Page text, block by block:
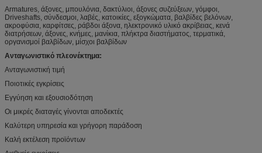
Armatures, άξονες, μπουλόνια, δακτύλιοι, άξονες συζεύξεων, γόμφοι,
Driveshafts, σύνδεσμοι, λαβές, κατοικίες, εξογκώματα, βαλβίδες βελόνων,
ακροφύσια, καρφίτσες, ράβδοι άξονα, ηλεκτρονικό υλικό ακρίβειας, κενά
διατρήσεων, άξονες, κνήμες, μανίκια, πλήκτρα διαστήματος, τερματικά,
οργανισμοί βαλβίδων, μίσχοι βαλβίδων
Ανταγωνιστικό πλεονέκτημα:
Ανταγωνιστική τιμή
Ποιοτικές εγκρίσεις
Εγγύηση και εξουσιοδότηση
Οι μικρές διαταγές γίνονται αποδεκτές
Καλύτερη υπηρεσία και γρήγορη παράδοση
Καλή εκτέλεση προϊόντων